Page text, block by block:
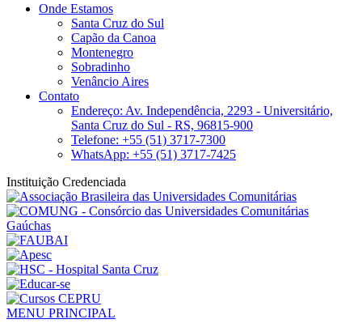
Onde Estamos
Santa Cruz do Sul
Capão da Canoa
Montenegro
Sobradinho
Venâncio Aires
Contato
Endereço: Av. Independência, 2293 - Universitário,
Santa Cruz do Sul - RS, 96815-900
Telefone: +55 (51) 3717-7300
WhatsApp: +55 (51) 3717-7425
Instituição Credenciada
MENU PRINCIPAL